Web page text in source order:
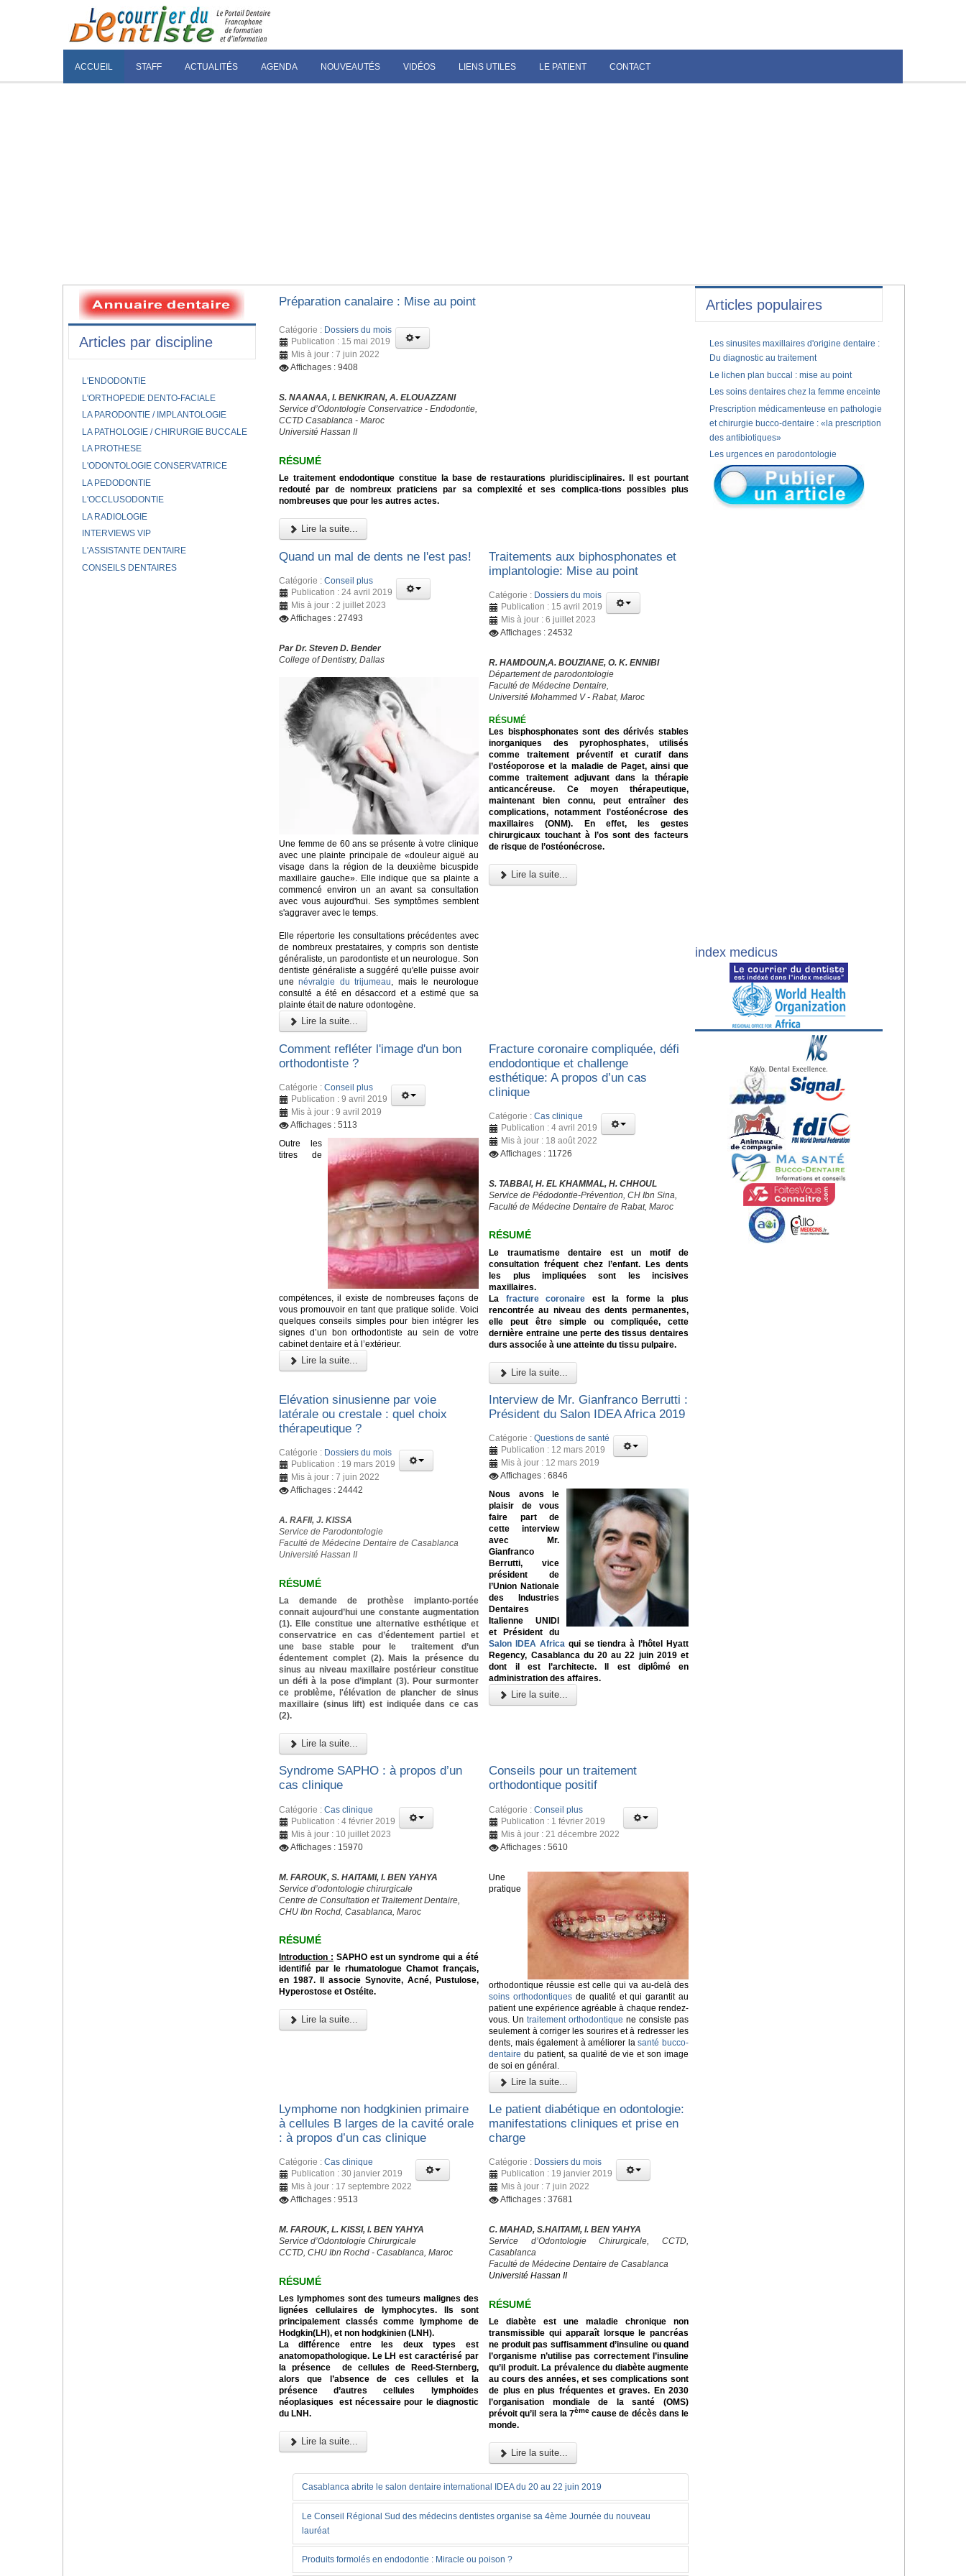
ACCUEIL STAFF ACTUALITÉS AGENDA NOUVEAUTÉS VIDÉOS LIENS UTILES LE PATIENT CONTACT
Préparation canalaire : Mise au point
Catégorie : Dossiers du mois
Publication : 15 mai 2019
Mis à jour : 7 juin 2022
Affichages : 9408
S. NAANAA, I. BENKIRAN, A. ELOUAZZANI
Service d’Odontologie Conservatrice - Endodontie,
CCTD Casablanca - Maroc
Université Hassan II
RÉSUMÉ
Le traitement endodontique constitue la base de restaurations pluridisciplinaires. Il est pourtant
redouté par de nombreux praticiens par sa complexité et ses complica-tions possibles plus
nombreuses que pour les autres actes.
Lire la suite...
Quand un mal de dents ne l'est pas!
Catégorie : Conseil plus
Publication : 24 avril 2019
Mis à jour : 2 juillet 2023
Affichages : 27493
Par Dr. Steven D. Bender
College of Dentistry, Dallas
Une femme de 60 ans se présente à votre clinique
avec une plainte principale de «douleur aiguë au
visage dans la région de la deuxième bicuspide
maxillaire gauche». Elle indique que sa plainte a
commencé environ un an avant sa consultation
avec vous aujourd'hui. Ses symptômes semblent
s'aggraver avec le temps.
Elle répertorie les consultations précédentes avec
de nombreux prestataires, y compris son dentiste
généraliste, un parodontiste et un neurologue. Son
dentiste généraliste a suggéré qu'elle puisse avoir
unenévralgie du trijumeau, mais le neurologue
consulté a été en désaccord et a estimé que sa
plainte était de nature odontogène.
Lire la suite...
Traitements aux biphosphonates et
implantologie: Mise au point
Catégorie : Dossiers du mois
Publication : 15 avril 2019
Mis à jour : 6 juillet 2023
Affichages : 24532
R. HAMDOUN,A. BOUZIANE, O. K. ENNIBI
Département de parodontologie
Faculté de Médecine Dentaire,
Université Mohammed V - Rabat, Maroc
RÉSUMÉ
Les bisphosphonates sont des dérivés stables
inorganiques des pyrophosphates, utilisés
comme traitement préventif et curatif dans
l’ostéoporose et la maladie de Paget, ainsi que
comme traitement adjuvant dans la thérapie
anticancéreuse. Ce moyen thérapeutique,
maintenant bien connu, peut entraîner des
complications, notamment l’ostéonécrose des
maxillaires (ONM). En effet, les gestes
chirurgicaux touchant à l’os sont des facteurs
de risque de l’ostéonécrose.
Lire la suite...
Comment refléter l'image d'un bon
orthodontiste ?
Catégorie : Conseil plus
Publication : 9 avril 2019
Mis à jour : 9 avril 2019
Affichages : 5113
Outre les
titres de
compétences, il existe de nombreuses façons de
vous promouvoir en tant que pratique solide. Voici
quelques conseils simples pour bien intégrer les
signes d’un bon orthodontiste au sein de votre
cabinet dentaire et à l’extérieur.
Lire la suite...
Fracture coronaire compliquée, défi
endodontique et challenge
esthétique: A propos d’un cas
clinique
Catégorie :Cas clinique
Publication : 4 avril 2019
Mis à jour : 18 août 2022
Affichages : 11726
S. TABBAI, H. EL KHAMMAL, H. CHHOUL
Service de Pédodontie-Prévention, CH Ibn Sina,
Faculté de Médecine Dentaire de Rabat, Maroc
RÉSUMÉ
Le traumatisme dentaire est un motif de
consultation fréquent chez l’enfant. Les dents
les plus impliquées sont les incisives
maxillaires.
La fracture coronaire est la forme la plus
rencontrée au niveau des dents permanentes,
elle peut être simple ou compliquée, cette
dernière entraine une perte des tissus dentaires
durs associée à une atteinte du tissu pulpaire.
Lire la suite...
Elévation sinusienne par voie
latérale ou crestale : quel choix
thérapeutique ?
Catégorie : Dossiers du mois
Publication : 19 mars 2019
Mis à jour : 7 juin 2022
Affichages : 24442
A. RAFII, J. KISSA
Service de Parodontologie
Faculté de Médecine Dentaire de Casablanca
Université Hassan II
RÉSUMÉ
La demande de prothèse implanto-portée
connait aujourd’hui une constante augmentation
(1). Elle constitue une alternative esthétique et
conservatrice en cas d’édentement partiel et
une base stable pour le traitement d’un
édentement complet (2). Mais la présence du
sinus au niveau maxillaire postérieur constitue
un défi à la pose d’implant (3). Pour surmonter
ce problème, l'élévation de plancher de sinus
maxillaire (sinus lift) est indiquée dans ce cas
(2).
Lire la suite...
Interview de Mr. Gianfranco Berrutti :
Président du Salon IDEA Africa 2019
Catégorie :Questions de santé
Publication : 12 mars 2019
Mis à jour : 12 mars 2019
Affichages : 6846
Nous avons le
plaisir de vous
faire part de
cette interview
avec Mr.
Gianfranco
Berrutti, vice
président de
l’Union Nationale
des Industries
Dentaires
Italienne UNIDI
et Président du
Salon IDEA Africaqui se tiendra à l’hôtel Hyatt
Regency, Casablanca du 20 au 22 juin 2019 et
dont il est l’architecte. Il est diplômé en
administration des affaires.
Lire la suite...
Syndrome SAPHO : à propos d’un
cas clinique
Catégorie : Cas clinique
Publication : 4 février 2019
Mis à jour : 10 juillet 2023
Affichages : 15970
M. FAROUK, S. HAITAMI, I. BEN YAHYA
Service d’odontologie chirurgicale
Centre de Consultation et Traitement Dentaire,
CHU Ibn Rochd, Casablanca, Maroc
RÉSUMÉ
Introduction : SAPHO est un syndrome qui a été
identifié par le rhumatologue Chamot français,
en 1987. Il associe Synovite, Acné, Pustulose,
Hyperostose et Ostéite.
Lire la suite...
Conseils pour un traitement
orthodontique positif
Catégorie :Conseil plus
Publication : 1 février 2019
Mis à jour : 21 décembre 2022
Affichages : 5610
Une
pratique
orthodontique réussie est celle qui va au-delà des
soins orthodontiques de qualité et qui garantit au
patient une expérience agréable à chaque rendez-
vous. Untraitement orthodontique ne consiste pas
seulement à corriger les sourires et à redresser les
dents, mais également à améliorer lasanté bucco-
dentaire du patient, sa qualité de vie et son image
de soi en général.
Lire la suite...
Lymphome non hodgkinien primaire
à cellules B larges de la cavité orale
: à propos d’un cas clinique
Catégorie : Cas clinique
Publication : 30 janvier 2019
Mis à jour : 17 septembre 2022
Affichages : 9513
M. FAROUK, L. KISSI, I. BEN YAHYA
Service d’Odontologie Chirurgicale
CCTD, CHU Ibn Rochd - Casablanca, Maroc
RÉSUMÉ
Les lymphomes sont des tumeurs malignes des
lignées cellulaires de lymphocytes. Ils sont
principalement classés comme lymphome de
Hodgkin(LH), et non hodgkinien (LNH).
La différence entre les deux types est
anatomopathologique. Le LH est caractérisé par
la présence de cellules de Reed-Sternberg,
alors que l’absence de ces cellules et la
présence d’autres cellules lymphoïdes
néoplasiques est nécessaire pour le diagnostic
du LNH.
Lire la suite...
Le patient diabétique en odontologie:
manifestations cliniques et prise en
charge
Catégorie : Dossiers du mois
Publication : 19 janvier 2019
Mis à jour : 7 juin 2022
Affichages : 37681
C. MAHAD, S.HAITAMI, I. BEN YAHYA
Service d’Odontologie Chirurgicale, CCTD,
Casablanca
Faculté de Médecine Dentaire de Casablanca
Université Hassan II
RÉSUMÉ
Le diabète est une maladie chronique non
transmissible qui apparaît lorsque le pancréas
ne produit pas suffisamment d’insuline ou quand
l’organisme n’utilise pas correctement l’insuline
qu’il produit. La prévalence du diabète augmente
au cours des années, et ses complications sont
de plus en plus fréquentes et graves. En 2030
l’organisation mondiale de la santé (OMS)
prévoit qu’il sera la 7ème cause de décès dans le
monde.
Lire la suite...
Casablanca abrite le salon dentaire international IDEA du 20 au 22 juin 2019
Le Conseil Régional Sud des médecins dentistes organise sa 4ème Journée du nouveau
lauréat
Produits formolés en endodontie : Miracle ou poison ?
Articles par discipline
L'ENDODONTIE
L'ORTHOPEDIE DENTO-FACIALE
LA PARODONTIE / IMPLANTOLOGIE
LA PATHOLOGIE / CHIRURGIE BUCCALE
LA PROTHESE
L'ODONTOLOGIE CONSERVATRICE
LA PEDODONTIE
L'OCCLUSODONTIE
LA RADIOLOGIE
INTERVIEWS VIP
L'ASSISTANTE DENTAIRE
CONSEILS DENTAIRES
Articles populaires
Les sinusites maxillaires d'origine dentaire :
Du diagnostic au traitement
Le lichen plan buccal : mise au point
Les soins dentaires chez la femme enceinte
Prescription médicamenteuse en pathologie
et chirurgie bucco-dentaire : «la prescription
des antibiotiques»
Les urgences en parodontologie
index medicus